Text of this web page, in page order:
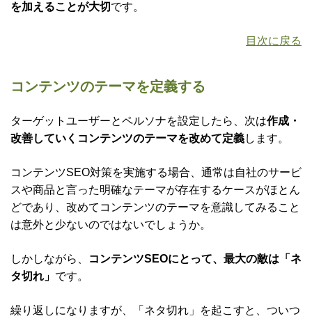
を加えることが大切です。
目次に戻る
コンテンツのテーマを定義する
ターゲットユーザーとペルソナを設定したら、次は作成・
改善していくコンテンツのテーマを改めて定義します。
コンテンツSEO対策を実施する場合、通常は自社のサービ
スや商品と言った明確なテーマが存在するケースがほとん
どであり、改めてコンテンツのテーマを意識してみること
は意外と少ないのではないでしょうか。
しかしながら、
コンテンツSEOにとって、最大の敵は「ネ
タ切れ」 です。
繰り返しになりますが、「ネタ切れ」を起こすと、ついつ